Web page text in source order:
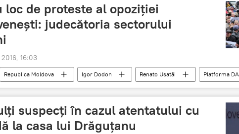
loc de proteste al opoziției
judecătoria sectorului
16:03
Republica Moldova Igor Dodon Renato Usatâi
Platforma DA
proteste judecătorie grupul Petrenco
suspecţi în cazul atentatului cu
la casa lui Drăguţanu